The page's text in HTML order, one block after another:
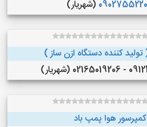
(شهریار)
تولید کننده دستگاه ازن ساز )
(شهریار)
کمپرسور هوا پمپ باد